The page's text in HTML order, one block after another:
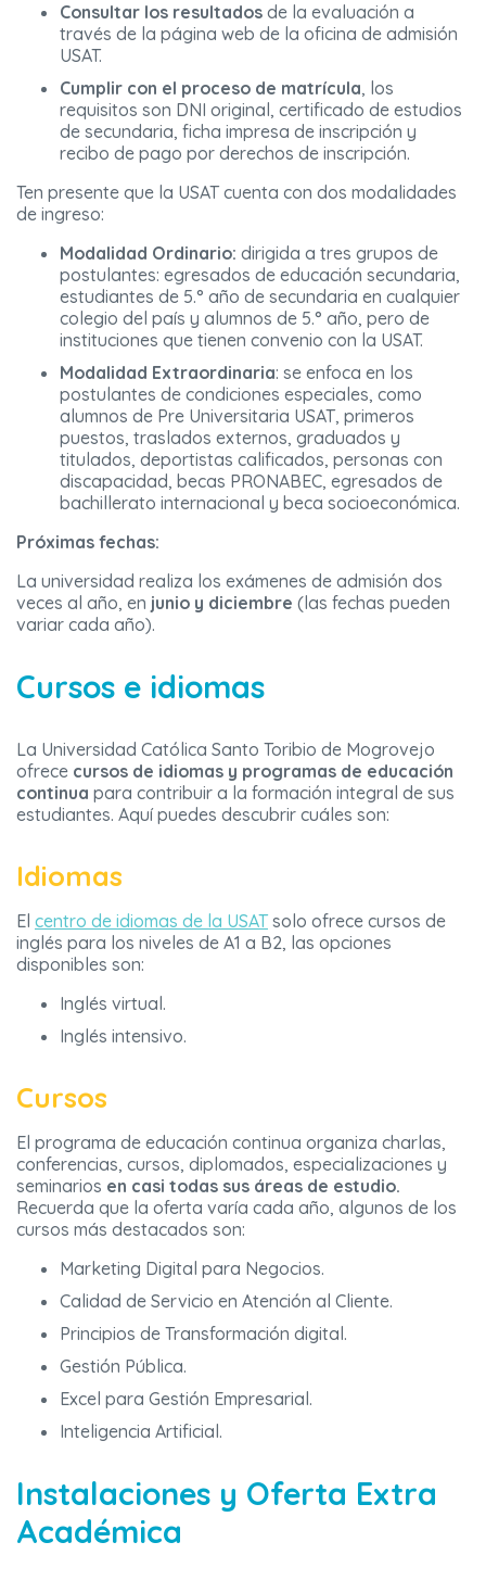
Consultar los resultados de la evaluación a
través de la página web de la oficina de admisión
USAT.
Cumplir con el proceso de matrícula, los
requisitos son DNI original, certificado de estudios
de secundaria, ficha impresa de inscripción y
recibo de pago por derechos de inscripción.
Ten presente que la USAT cuenta con dos modalidades
de ingreso:
Modalidad Ordinario: dirigida a tres grupos de
postulantes: egresados de educación secundaria,
estudiantes de 5.° año de secundaria en cualquier
colegio del país y alumnos de 5.° año, pero de
instituciones que tienen convenio con la USAT.
Modalidad Extraordinaria: se enfoca en los
postulantes de condiciones especiales, como
alumnos de Pre Universitaria USAT, primeros
puestos, traslados externos, graduados y
titulados, deportistas calificados, personas con
discapacidad, becas PRONABEC, egresados de
bachillerato internacional y beca socioeconómica.
Próximas fechas:
La universidad realiza los exámenes de admisión dos
veces al año, en junio y diciembre (las fechas pueden
variar cada año).
Cursos e idiomas
La Universidad Católica Santo Toribio de Mogrovejo
ofrece cursos de idiomas y programas de educación
continua para contribuir a la formación integral de sus
estudiantes. Aquí puedes descubrir cuáles son:
Idiomas
El centro de idiomas de la USATsolo ofrece cursos de
inglés para los niveles de A1 a B2, las opciones
disponibles son:
Inglés virtual.
Inglés intensivo.
Cursos
El programa de educación continua organiza charlas,
conferencias, cursos, diplomados, especializaciones y
seminarios en casi todas sus áreas de estudio.
Recuerda que la oferta varía cada año, algunos de los
cursos más destacados son:
Marketing Digital para Negocios.
Calidad de Servicio en Atención al Cliente.
Principios de Transformación digital.
Gestión Pública.
Excel para Gestión Empresarial.
Inteligencia Artificial.
Instalaciones y Oferta Extra
Académica